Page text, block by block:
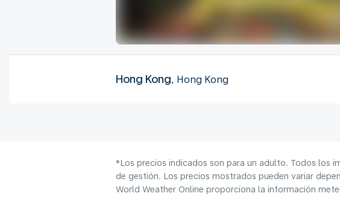
Hong Kong, Hong Kong
*Los precios indicados son para un adulto. Todos los
de gestión. Los precios mostrados pueden variar
World Weather Online proporciona la información